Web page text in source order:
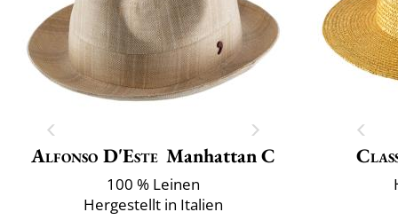
Alfonso D'Este Manhattan C
100 % Leinen
Hergestellt in Italien